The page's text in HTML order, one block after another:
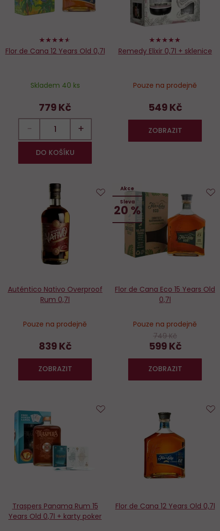
90%
Flor de Cana 12 Years Old 0,7l
Skladem 40 ks
779 Kč
− +
DO KOŠÍKU
98%
Remedy Elixir 0,7l + sklenice
Pouze na prodejně
549 Kč
ZOBRAZIT
Auténtico Nativo Overproof
Rum 0,7l
Pouze na prodejně
839 Kč
ZOBRAZIT
oblíbených
Akce
Sleva
20 %
Flor de Cana Eco 15 Years Old
0,7l
Pouze na prodejně
749 Kč
599 Kč
ZOBRAZIT
Traspers Panama Rum 15
Years Old 0,7l + karty poker
Flor de Cana 12 Years Old 0,7l